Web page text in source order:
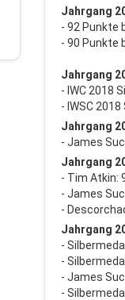
Jahrgang
- 92 Punkte
- 90 Punkte
Jahrgang
- IWC 2018
- IWSC
Jahrgang
- James
Jahrgang
- Tim Atkin:
- James
-
Jahrgang
-
-
- James
-